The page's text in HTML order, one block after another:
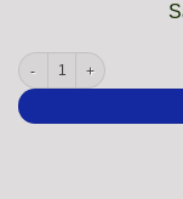
INSIZE 2942 Digital